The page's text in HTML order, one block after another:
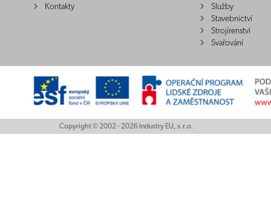
Kontakty
Služby
Stavebnictví
Strojírenství
Svařování
Copyright © 2002 - 2026 Industry EU, s.r.o.